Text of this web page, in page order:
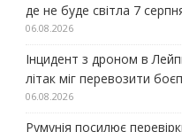
де не буде світла 7
06.08.2026
Інцидент з дроном в
літак міг перевозити
06.08.2026
Румунія посилює